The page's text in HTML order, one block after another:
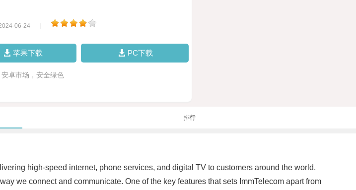
06-24
苹果下载 PC下载
安卓市场，安全绿色
排行
high-speed internet, phone services, and digital TV to customers around the world.
we connect and communicate. One of the key features that sets ImmTelecom apart from